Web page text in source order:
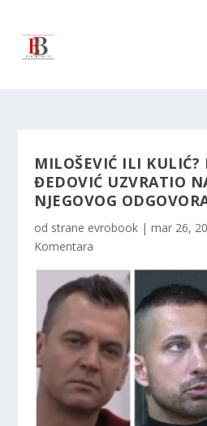
MILOŠEVIĆ ILI KULIĆ?
ĐEDOVIĆ UZVRATIO
NJEGOVOG
od strane evrobook |mar 26,
Komentara